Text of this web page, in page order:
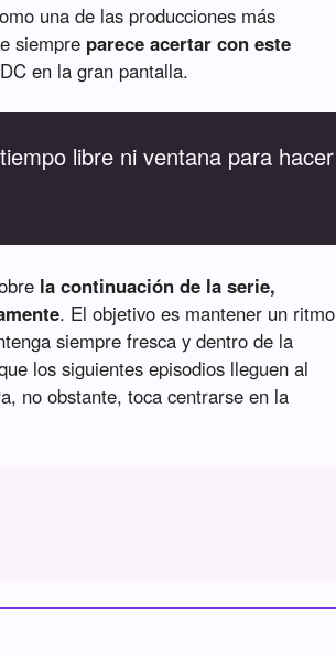
una de las producciones más
siempre parece acertar con este
en la gran pantalla.
libre ni ventana para hacer
la continuación de la serie,
. El objetivo es mantener un ritmo
siempre fresca y dentro de la
los siguientes episodios lleguen al
no obstante, toca centrarse en la